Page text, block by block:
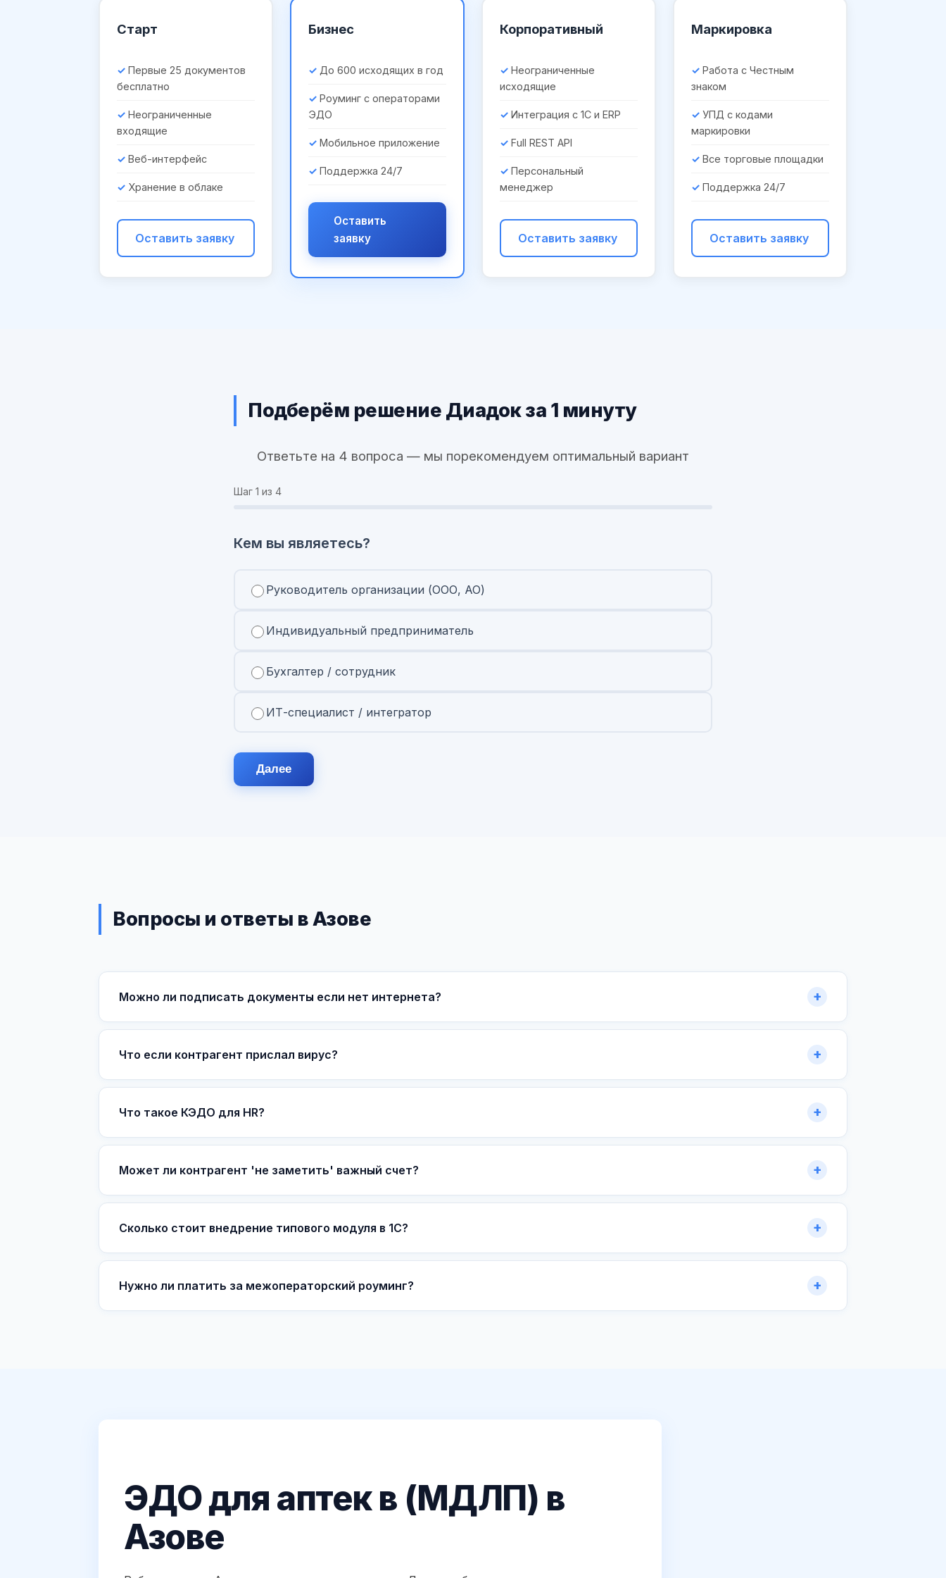
Старт
Первые 25 документов
бесплатно
Неограниченные
входящие
Веб-интерфейс
Хранение в облаке
Оставить заявку
Бизнес
До 600 исходящих в год
Роуминг с операторами
ЭДО
Мобильное приложение
Поддержка 24/7
Оставить
заявку
Корпоративный
Неограниченные
исходящие
Интеграция с 1С и ERP
Full REST API
Персональный
менеджер
Оставить заявку
Маркировка
Работа с Честным
знаком
УПД с кодами
маркировки
Все торговые площадки
Поддержка 24/7
Оставить заявку
Подберём решение Диадок за 1 минуту
Ответьте на 4 вопроса — мы порекомендуем оптимальный вариант
Шаг 1 из 4
Кем вы являетесь?
Руководитель организации (ООО, АО)
Индивидуальный предприниматель
Бухгалтер / сотрудник
ИТ-специалист / интегратор
Далее
Вопросы и ответы в Азове
Можно ли подписать документы если нет интернета?
Что если контрагент прислал вирус?
Что такое КЭДО для HR?
Может ли контрагент 'не заметить' важный счет?
Сколько стоит внедрение типового модуля в 1С?
Нужно ли платить за межоператорский роуминг?
ЭДО для аптек в (МДЛП) в
Азове